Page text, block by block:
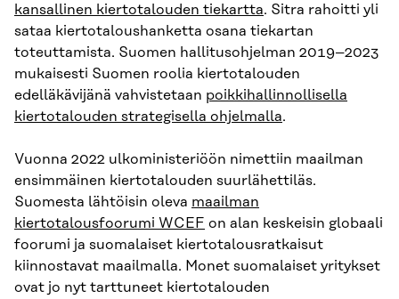
kansallinen kiertotalouden tiekartta. Sitra rahoitti yli
sataa kiertotaloushanketta osana tiekartan
toteuttamista. Suomen hallitusohjelman 2019–2023
mukaisesti Suomen roolia kiertotalouden
edelläkävijänä vahvistetaan poikkihallinnollisella
kiertotalouden strategisella ohjelmalla.
Vuonna 2022 ulkoministeriöön nimettiin maailman
ensimmäinen kiertotalouden suurlähettiläs.
Suomesta lähtöisin oleva maailman
kiertotalousfoorumi WCEF on alan keskeisin globaali
foorumi ja suomalaiset kiertotalousratkaisut
kiinnostavat maailmalla. Monet suomalaiset yritykset
ovat jo nyt tarttuneet kiertotalouden